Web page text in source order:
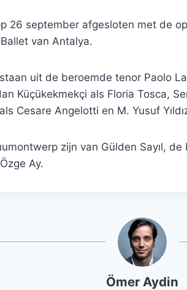
26 september afgesloten met de
van Antalya.
​​uit de beroemde tenor Paolo
Küçükekmekçi als Floria Tosca,
Cesare Angelotti en M. Yusuf
zijn van Gülden Sayıl,
Ay.
Ömer Aydin